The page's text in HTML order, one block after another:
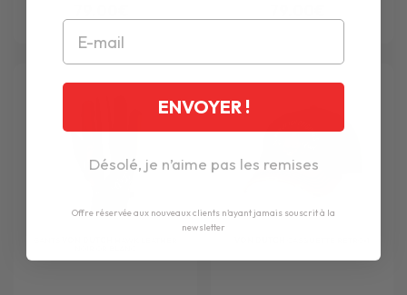
ENVOYER !
Désolé, je n’aime pas les remises
Offre réservée aux nouveaux clients n'ayant jamais souscrit à la
newsletter